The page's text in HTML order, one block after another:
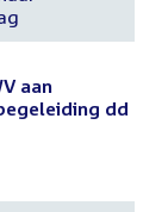
aan
dd